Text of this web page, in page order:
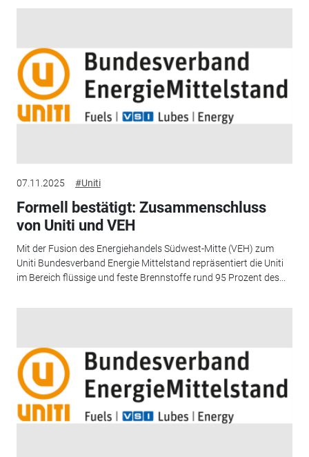
07.11.2025 #Uniti
Formell bestätigt: Zusammenschluss
von Uniti und VEH
Mit der Fusion des Energiehandels Südwest-Mitte (VEH) zum
Uniti Bundesverband Energie Mittelstand repräsentiert die Uniti
im Bereich flüssige und feste Brennstoffe rund 95 Prozent des...